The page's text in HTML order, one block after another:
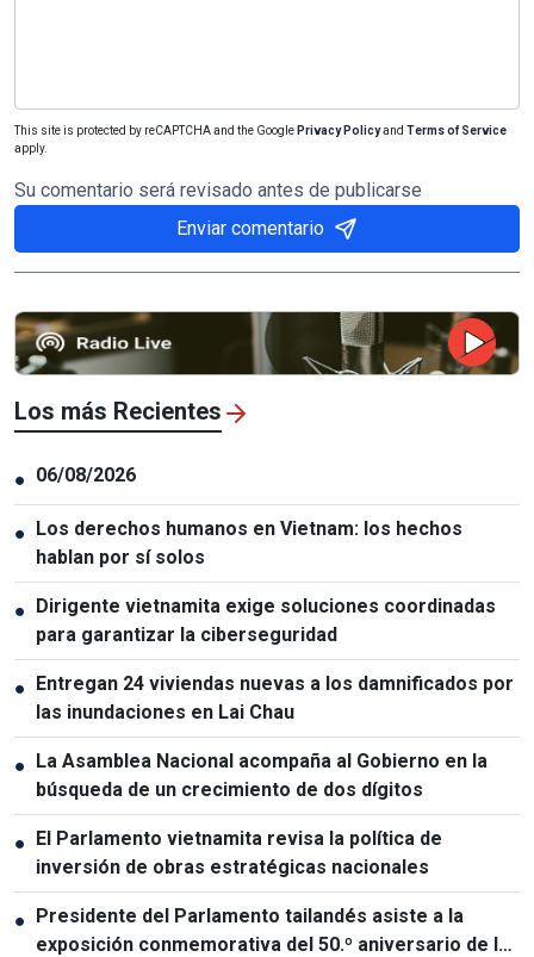
This site is protected by reCAPTCHA and the Google Privacy Policyand Terms of Service
apply.
Su comentario será revisado antes de publicarse
Enviar comentario
Los más Recientes
● 06/08/2026
● Los derechos humanos en Vietnam: los hechos
hablan por sí solos
● Dirigente vietnamita exige soluciones coordinadas
para garantizar la ciberseguridad
● Entregan 24 viviendas nuevas a los damnificados por
las inundaciones en Lai Chau
● La Asamblea Nacional acompaña al Gobierno en la
búsqueda de un crecimiento de dos dígitos
● El Parlamento vietnamita revisa la política de
inversión de obras estratégicas nacionales
● Presidente del Parlamento tailandés asiste a la
exposición conmemorativa del 50.º aniversario de las